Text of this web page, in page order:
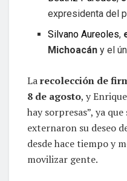
expresidenta del
Silvano Aureoles,
Michoacán y el
Larecolección de
8 de agosto, y
hay sorpresas”, ya
externaron su deseo
desde hace tiempo y
movilizar gente.